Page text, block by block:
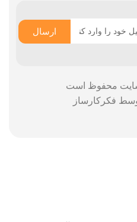
ارسال
محفوظ است
فکرکارساز